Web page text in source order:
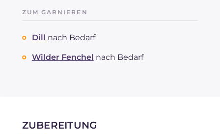
ZUM GARNIEREN
Dill nach Bedarf
Wilder Fenchel nach Bedarf
ZUBEREITUNG